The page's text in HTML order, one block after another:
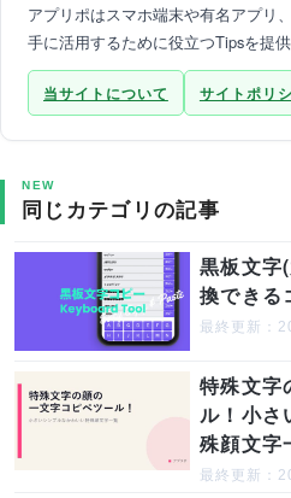
アプリポはスマホ端末や有名アプリ
手に活用するために役立つTipsを提
当サイトについて サイトポリ
NEW
同じカテゴリの記事
黒板文字
換できる
最終更新：
特殊文字
ル！小さ
殊顔文字
最終更新：